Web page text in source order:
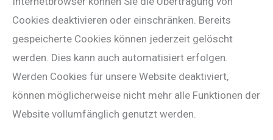
Cookies deaktivieren oder einschränken. Bereits
gespeicherte Cookies können jederzeit gelöscht
werden. Dies kann auch automatisiert erfolgen.
Werden Cookies für unsere Website deaktiviert,
können möglicherweise nicht mehr alle Funktionen der
Website vollumfänglich genutzt werden.